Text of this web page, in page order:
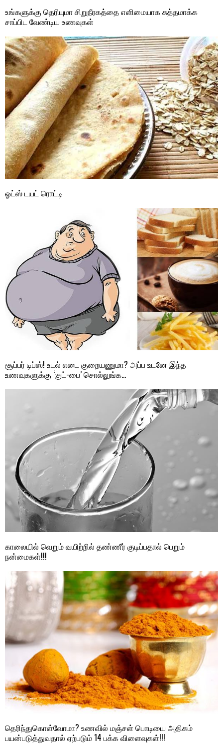
உங்களுக்கு தெரியுமா சிறுநீரகத்தை எளிமையாக சுத்தமாக்க
சாப்பிட வேண்டிய உணவுகள்
ஓட்ஸ் டயட் ரொட்டி
சூப்பர் டிப்ஸ்! உடல் எடை குறையணுமா? அப்ப உடனே இந்த
உணவுகளுக்கு ‘குட்-பை’ சொல்லுங்க…
காலையில் வெறும் வயிற்றில் தண்ணீர் குடிப்பதால் பெறும்
நன்மைகள்!!!
தெரிந்துகொள்வோமா? உணவில் மஞ்சள் பொடியை அதிகம்
பயன்படுத்துவதால் ஏற்படும் 14 பக்க விளைவுகள்!!!